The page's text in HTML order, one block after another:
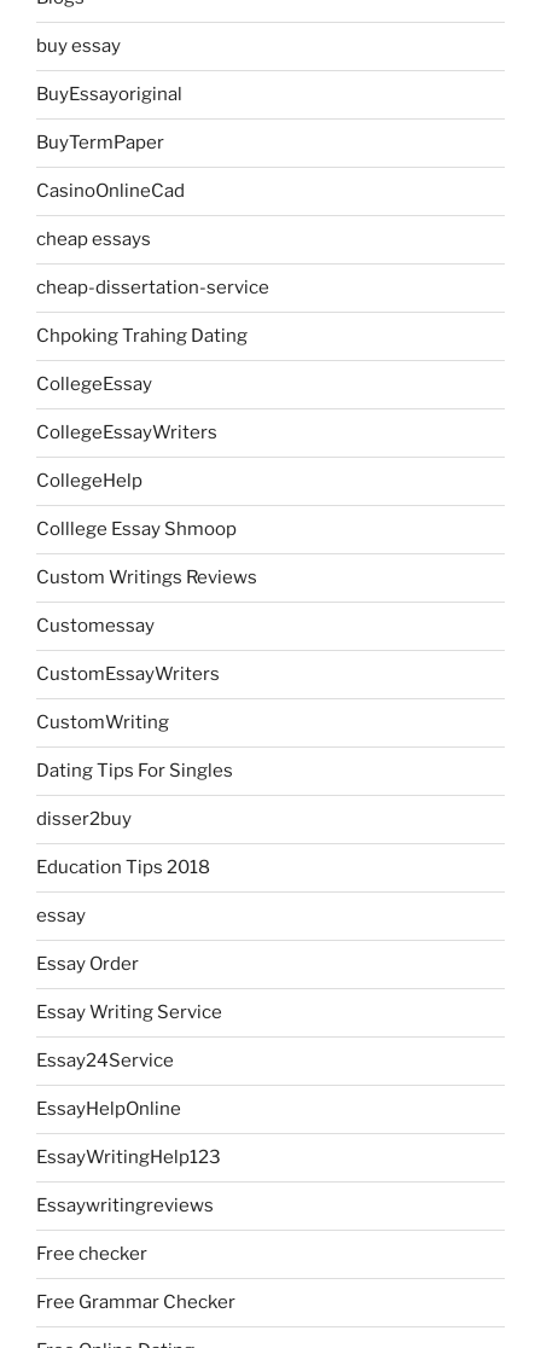
buy essay
BuyEssayoriginal
BuyTermPaper
CasinoOnlineCad
cheap essays
cheap-dissertation-service
Chpoking Trahing Dating
CollegeEssay
CollegeEssayWriters
CollegeHelp
Colllege Essay Shmoop
Custom Writings Reviews
Customessay
CustomEssayWriters
CustomWriting
Dating Tips For Singles
disser2buy
Education Tips 2018
essay
Essay Order
Essay Writing Service
Essay24Service
EssayHelpOnline
EssayWritingHelp123
Essaywritingreviews
Free checker
Free Grammar Checker